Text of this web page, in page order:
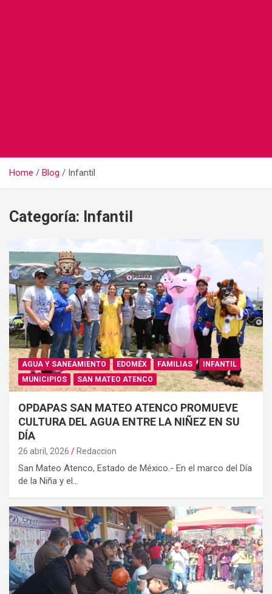
Home Blog Infantil
Categoría: Infantil
AGUA Y SANEAMIENTO EDOMÉX FAMILIAS
INFANTIL
MUNICIPIOS
SAN MATEO ATENCO
OPDAPAS SAN MATEO ATENCO PROMUEVE
CULTURA DEL AGUA ENTRE LA NIÑEZ EN SU
DÍA
26 abril, 2026 Redaccion
San Mateo Atenco, Estado de México.- En el marco del Día
de la Niña y el…